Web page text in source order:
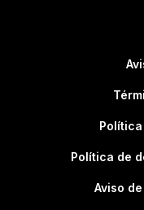
Política de
Aviso